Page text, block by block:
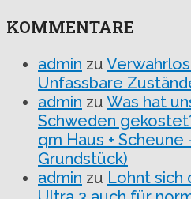
KOMMENTARE
admin zu
Unfassbare
admin zu Was hat
Schweden
qm Haus + Scheune
Grundstück)
admin zu Lohnt sich